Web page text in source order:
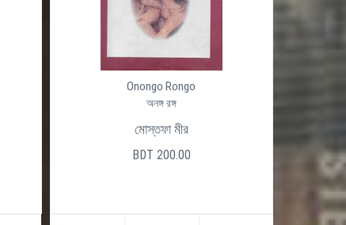
Onongo Rongo
অনঙ্গ রঙ্গ
মোস্তফা মীর
BDT 200.00